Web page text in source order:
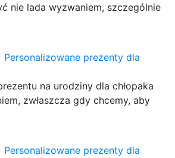
nie lada wyzwaniem, szczególnie
Personalizowane prezenty dla
na urodziny dla chłopaka
zwłaszcza gdy chcemy, aby
Personalizowane prezenty dla